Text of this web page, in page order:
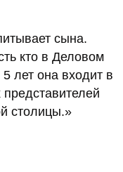
сына.
кто в Деловом
лет она входит в
столицы.»